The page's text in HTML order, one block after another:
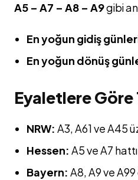
A5 – A7 – A8 – A9gibi
En yoğun gidiş
En yoğun dönüş
Eyaletlere
NRW: A3, A61 ve A45
Hessen: A5 ve A7
Bayern: A8, A9 ve